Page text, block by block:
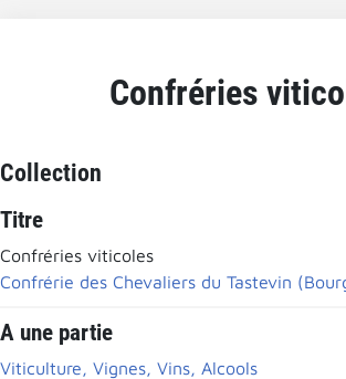
Confréries
Collection
Titre
Confréries viticoles
Confrérie des Chevaliers du Tastevin
A une partie
Viticulture, Vignes, Vins, Alcools